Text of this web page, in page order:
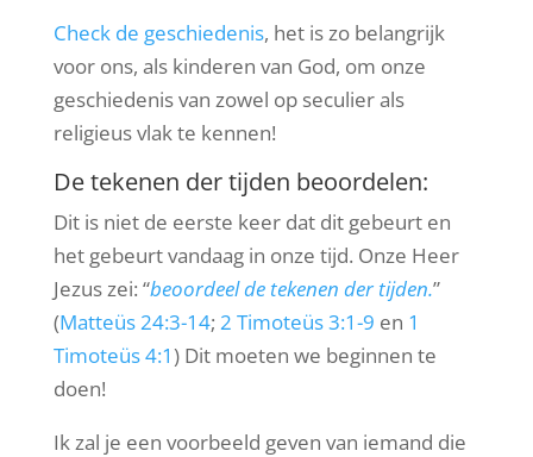
Check de geschiedenis, het is zo belangrijk
voor ons, als kinderen van God, om onze
geschiedenis van zowel op seculier als
religieus vlak te kennen!
De tekenen der tijden beoordelen:
Dit is niet de eerste keer dat dit gebeurt en
het gebeurt vandaag in onze tijd. Onze Heer
Jezus zei: “beoordeel de tekenen der tijden.”
(Matteüs 24:3-14; 2 Timoteüs 3:1-9 en 1
Timoteüs 4:1) Dit moeten we beginnen te
doen!
Ik zal je een voorbeeld geven van iemand die